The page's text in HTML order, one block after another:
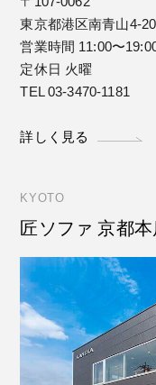
東京都港区南青山4-
営業時間 11:00〜
定休日 火曜
TEL 03-3470-1181
詳しく見る
KYOTO
匠ソファ 京都本